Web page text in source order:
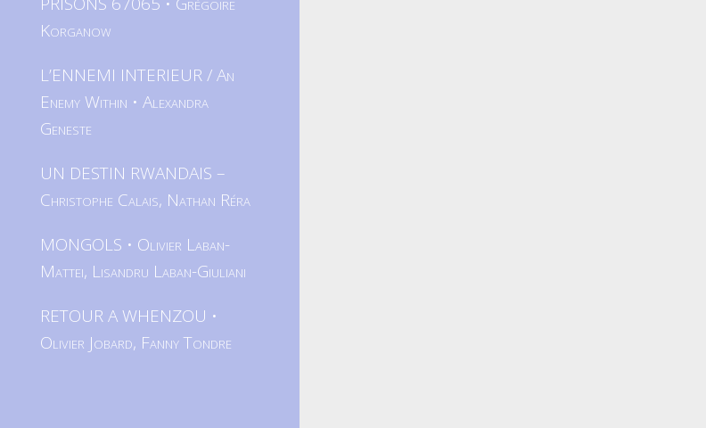
Korganow
L’ENNEMI INTERIEUR / An
Enemy Within • Alexandra
Geneste
UN DESTIN RWANDAIS –
Christophe Calais, Nathan Réra
MONGOLS • Olivier Laban-
Mattei, Lisandru Laban-Giuliani
RETOUR A WHENZOU •
Olivier Jobard, Fanny Tondre